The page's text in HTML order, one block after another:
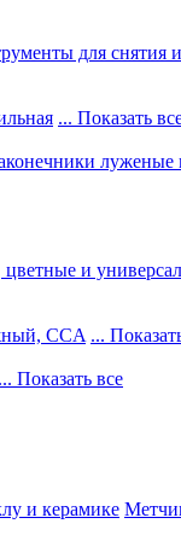
для снятия
... Показать
луженые
и
CCA ...
Показать все
и керамике